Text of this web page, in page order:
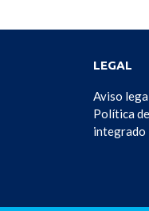
LEGAL
Aviso
Política
integrado